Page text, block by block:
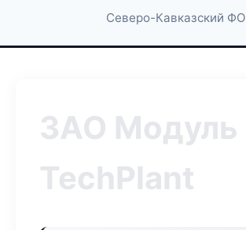
Северо-Кавказский ФО
ЗАО Модуль
TechPlant